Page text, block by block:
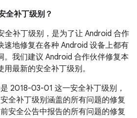
全补丁级别？
全补丁级别，是为了让 Android 合作
速地修复在各种 Android 设备上都有
。我们建议 Android 合作伙伴修复本
最新的安全补丁级别。
2018-03-01 这一安全补丁级别，
全补丁级别涵盖的所有问题的修复
安全公告中报告的所有问题的修复